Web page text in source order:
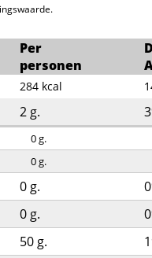
Per
personen
284 kcal
2 g.
0g.
0g.
0 g.
0 g.
50 g.